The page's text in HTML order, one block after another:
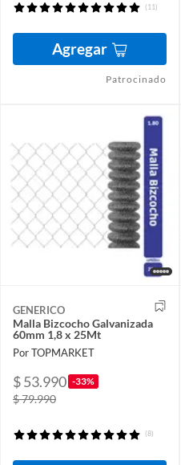
(11)
Agregar
Patrocinado
GENERICO
Malla Bizcocho Galvanizada
60mm 1,8 x 25Mt
Por TOPMARKET
$ 53.990 -33%
$ 79.990
(8)